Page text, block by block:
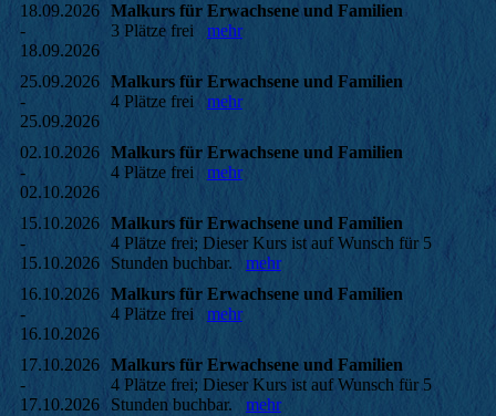
18.09.2026
-
18.09.2026
Malkurs für Erwachsene und Familien
3 Plätze frei mehr
25.09.2026
-
25.09.2026
Malkurs für Erwachsene und Familien
4 Plätze frei mehr
02.10.2026
-
02.10.2026
Malkurs für Erwachsene und Familien
4 Plätze frei mehr
15.10.2026
-
15.10.2026
Malkurs für Erwachsene und Familien
4 Plätze frei; Dieser Kurs ist auf Wunsch für 5
Stunden buchbar. mehr
16.10.2026
-
16.10.2026
Malkurs für Erwachsene und Familien
4 Plätze frei mehr
17.10.2026
-
17.10.2026
Malkurs für Erwachsene und Familien
4 Plätze frei; Dieser Kurs ist auf Wunsch für 5
Stunden buchbar. mehr